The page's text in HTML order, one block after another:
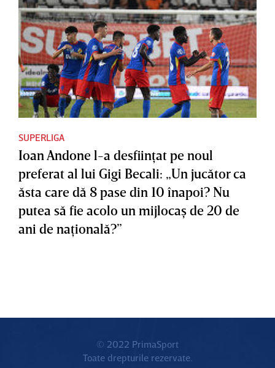
SUPERLIGA
Ioan Andone l-a desfiinţat pe noul
preferat al lui Gigi Becali: „Un jucător ca
ăsta care dă 8 pase din 10 înapoi? Nu
putea să fie acolo un mijlocaş de 20 de
ani de naţională?”
© 2022 PrimaSport
Toate drepturile rezervate.